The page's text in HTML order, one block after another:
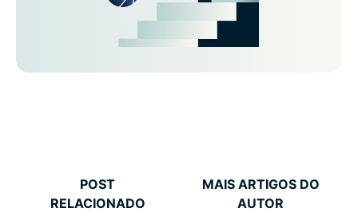
POST
RELACIONADO
MAIS ARTIGOS DO
AUTOR